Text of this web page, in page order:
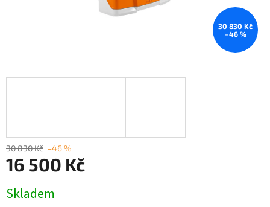
30 830 Kč
–46 %
30 830 Kč –46 %
16 500 Kč
cena:
Skladem